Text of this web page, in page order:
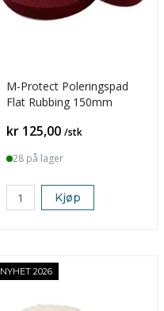
M-Protect Poleringspad
Flat Rubbing 150mm
Pris
kr 125,00 /stk
28 på lager
Kjøp
NYHET 2026